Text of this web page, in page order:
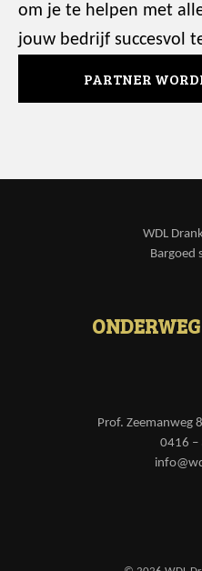
om je te helpen met
jouw bedrijf succesvol
PARTNER
WDL
Bargoed
Prof. Zeemanweg
0416 –